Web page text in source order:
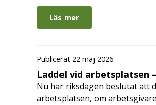
Läs mer
Publicerat 22 maj 2026
Laddel vid
Nu har riksdagen beslutat att
arbetsplatsen, om